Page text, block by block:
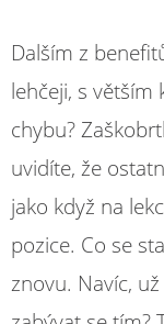
Dalším z
lehčeji, s
chybu?
uvidíte, že
jako když na
pozice. Co se
znovu. Navíc,